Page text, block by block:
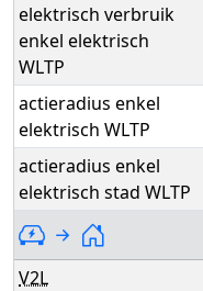
elektrisch verbruik
enkel elektrisch
WLTP
actieradius enkel
elektrisch WLTP
actieradius enkel
elektrisch stad WLTP
V2L